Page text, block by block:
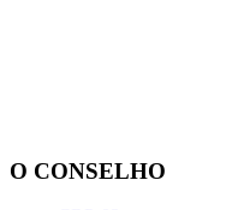
O CONSELHO